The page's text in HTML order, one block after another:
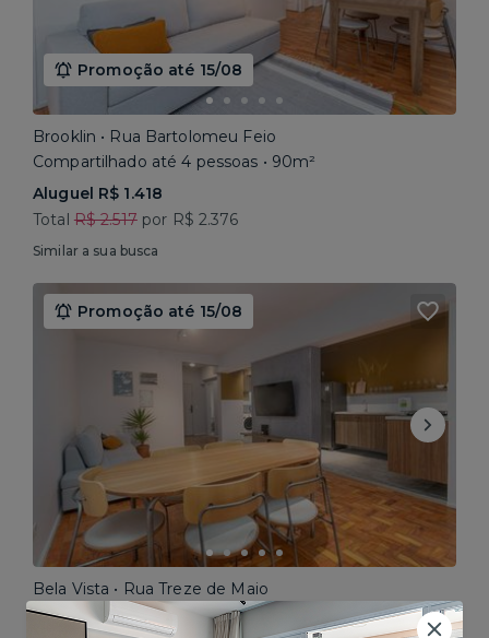
Promoção até 15/08
Brooklin • Rua Bartolomeu Feio
Compartilhado até 4 pessoas • 90m²
Aluguel R$ 1.418
Total R$ 2.517por R$ 2.376
Similar a sua busca
Promoção até 15/08
Bela Vista • Rua Treze de Maio
Compartilhado até 5 pessoas • 160m²